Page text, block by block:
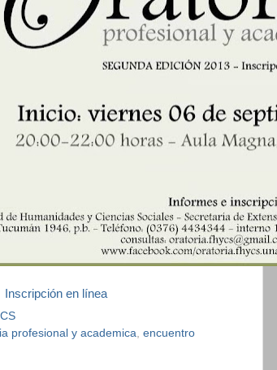
Inscripción en línea
profesional y academica encuentro